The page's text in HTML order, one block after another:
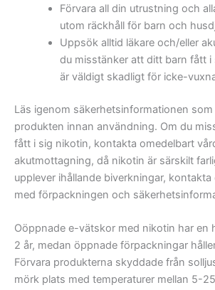
Förvara all din utrustning och
utom räckhåll för barn och
Uppsök alltid läkare och/eller
du misstänker att ditt barn fått
är väldigt skadligt för icke-
Läs igenom säkerhetsinformationen som
produkten innan användning. Om du
fått i sig nikotin, kontakta omedelbart
akutmottagning, då nikotin är särskilt
upplever ihållande biverkningar, kontakta
med förpackningen och
Oöppnade e-vätskor med nikotin har en
2 år, medan öppnade förpackningar
Förvara produkterna skyddade från
mörk plats med temperaturer mellan 5-